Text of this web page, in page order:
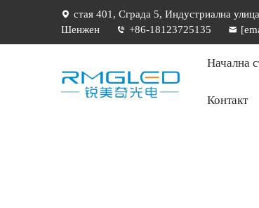
стая 401, Сграда 5, Индустриална
Шенжен
+86-18123725135
Начална
Контакт